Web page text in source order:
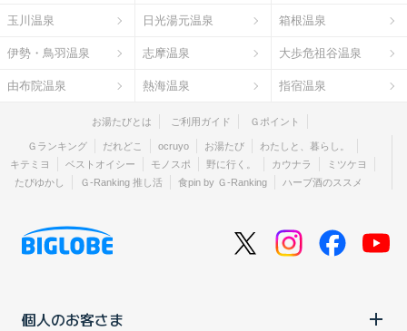
玉川温泉 日光湯元温泉 箱根温泉
伊勢・鳥羽温泉 志摩温泉 大歩危祖谷温泉
由布院温泉 熱海温泉 指宿温泉
お湯たびとは ご利用ガイド Ｇポイント
Ｇランキング だれどこ ocruyo お湯たび
わたしと、暮らし。
キテミヨ
ベストオイシー モノスポ 野に行く。 カウナラ
ミツケヨ
たびゆかし
Ｇ-Ranking 推し活 食pin by Ｇ-Ranking ハーブ酒のススメ
個人のお客さま